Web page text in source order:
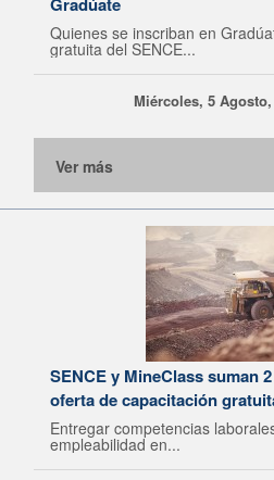
Quienes se inscriban en
gratuita del SENCE...
Miércoles, 5 Agosto,
Ver más
SENCE y MineClass suman
oferta de capacitación
Entregar competencias
empleabilidad en...